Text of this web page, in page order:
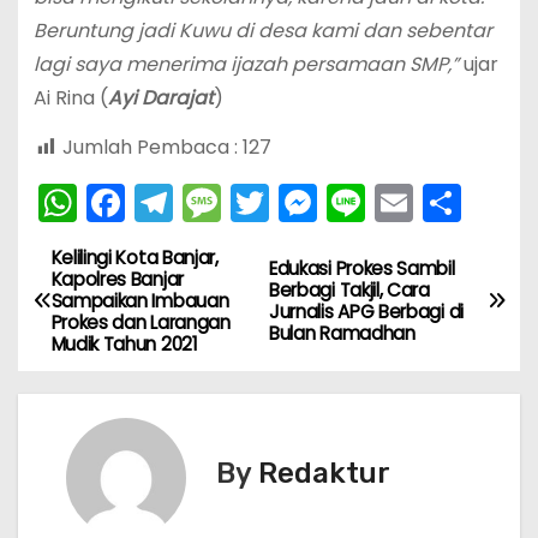
Beruntung jadi Kuwu di desa kami dan sebentar
lagi saya menerima ijazah persamaan SMP,”ujar
Ai Rina (Ayi Darajat)
Jumlah Pembaca : 127
W
h
a
ts
A
p
p
F
a
c
e
b
o
o
k
T
el
e
gr
a
m
M
e
s
g
T
w
itt
er
M
e
s
s
e
n
er
Li
n
e
E
m
ai
l
S
ar
e
N
a
Edukasi Prokes Sambil
Berbagi Takjil, Cara
Jurnalis APG Berbagi di
Bulan Ramadhan
Kelilingi Kota Banjar,
Kapolres Banjar
Sampaikan Imbauan
Prokes dan Larangan
Mudik Tahun 2021
By Redaktur